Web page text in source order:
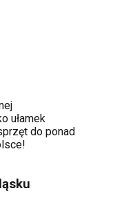
ułamek
do ponad